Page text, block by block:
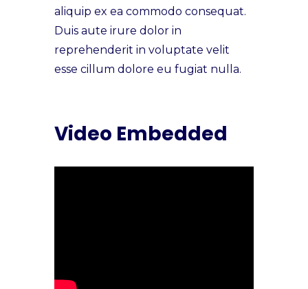
aliquip ex ea commodo consequat.
Duis aute irure dolor in
reprehenderit in voluptate velit
esse cillum dolore eu fugiat nulla.
Video Embedded